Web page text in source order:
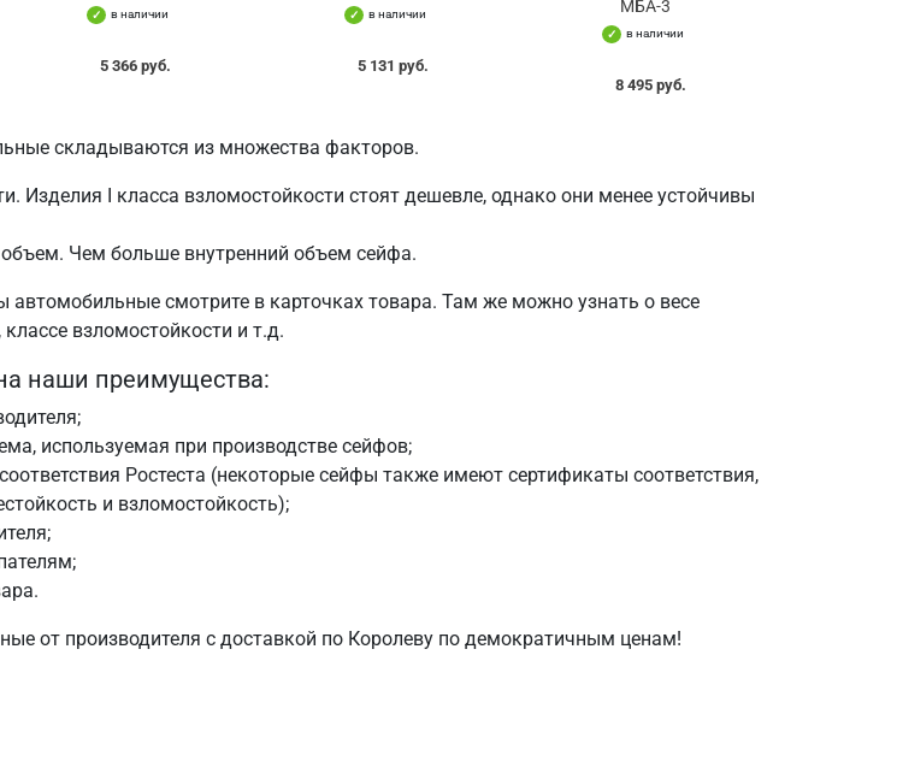
в наличии
5 366 руб.
в наличии
5 131 руб.
МБА-3
в наличии
8 495 руб.
складываются из множества факторов.
Изделия I класса взломостойкости стоят дешевле, однако они менее устойчивы
Чем больше внутренний объем сейфа.
смотрите в карточках товара. Там же можно узнать о весе
взломостойкости и т.д.
наши преимущества:
используемая при производстве сейфов;
Ростеста (некоторые сейфы также имеют сертификаты соответствия,
и взломостойкость);
от производителя с доставкой по Королеву по демократичным ценам!